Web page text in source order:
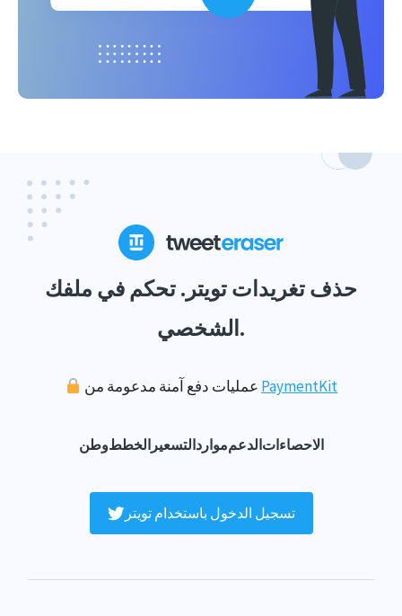
حذف تغريدات تويتر. تحكم في ملفك
الشخصي.
PaymentKit
وطنالخطط التسعيرمواردالدعمالاحصاءات
تسجيل الدخول باستخدام تويتر